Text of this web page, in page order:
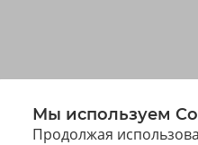
Мы используем
Продолжая